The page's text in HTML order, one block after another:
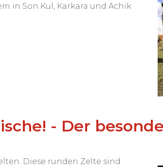
in Son Kul, Karkara und Achik
- Der
Diese runden Zelte sind